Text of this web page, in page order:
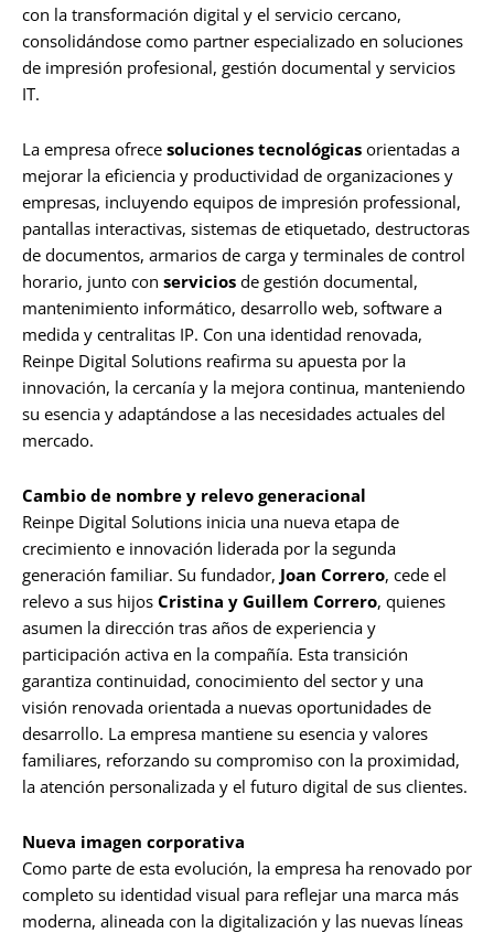
con la transformación digital y el servicio cercano,
consolidándose como partner especializado en soluciones
de impresión profesional, gestión documental y servicios
IT.
La empresa ofrece soluciones tecnológicas orientadas a
mejorar la eficiencia y productividad de organizaciones y
empresas, incluyendo equipos de impresión professional,
pantallas interactivas, sistemas de etiquetado, destructoras
de documentos, armarios de carga y terminales de control
horario, junto con servicios de gestión documental,
mantenimiento informático, desarrollo web, software a
medida y centralitas IP. Con una identidad renovada,
Reinpe Digital Solutions reafirma su apuesta por la
innovación, la cercanía y la mejora continua, manteniendo
su esencia y adaptándose a las necesidades actuales del
mercado.
Cambio de nombre y relevo generacional
Reinpe Digital Solutions inicia una nueva etapa de
crecimiento e innovación liderada por la segunda
generación familiar. Su fundador, Joan Correro, cede el
relevo a sus hijos Cristina y Guillem Correro, quienes
asumen la dirección tras años de experiencia y
participación activa en la compañía. Esta transición
garantiza continuidad, conocimiento del sector y una
visión renovada orientada a nuevas oportunidades de
desarrollo. La empresa mantiene su esencia y valores
familiares, reforzando su compromiso con la proximidad,
la atención personalizada y el futuro digital de sus clientes.
Nueva imagen corporativa
Como parte de esta evolución, la empresa ha renovado por
completo su identidad visual para reflejar una marca más
moderna, alineada con la digitalización y las nuevas líneas